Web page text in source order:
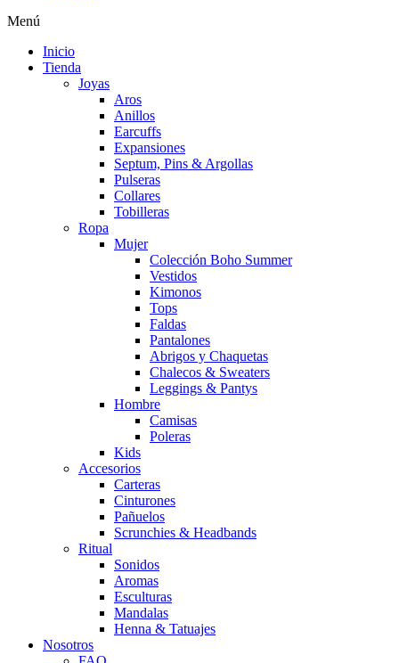
Menú
Inicio
Tienda
Joyas
Aros
Anillos
Earcuffs
Expansiones
Septum, Pins & Argollas
Pulseras
Collares
Tobilleras
Ropa
Mujer
Colección Boho Summer
Vestidos
Kimonos
Tops
Faldas
Pantalones
Abrigos y Chaquetas
Chalecos & Sweaters
Leggings & Pantys
Hombre
Camisas
Poleras
Kids
Accesorios
Carteras
Cinturones
Pañuelos
Scrunchies & Headbands
Ritual
Sonidos
Aromas
Esculturas
Mandalas
Henna & Tatuajes
Nosotros